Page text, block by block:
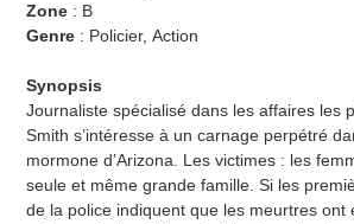
Zone : B
Genre : Policier, Action
Synopsis
Journaliste spécialisé dans les affaires les
Smith s’intéresse à un carnage perpétré
mormone d’Arizona. Les victimes : les
seule et même grande famille. Si les
de la police indiquent que les meurtres ont